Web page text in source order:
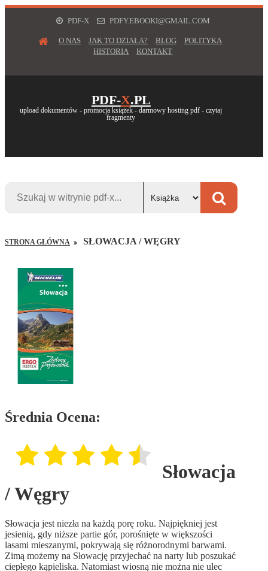
PDF-X PDFY.EBOOKI@GMAIL.COM
O NAS JAK TO DZIAŁA? BLOG
POLITYKA
HISTORIA
KONTAKT
PDF-X.PL
upload dokumentów - promocja książek - darmowy hosting pdf - czytaj
fragmenty
STRONA GŁÓWNA SŁOWACJA / WĘGRY
Średnia Ocena:
Słowacja
/ Węgry
Słowacja jest niezła na każdą porę roku. Najpiękniej jest
jesienią, gdy niższe partie gór, porośnięte w większości
lasami mieszanymi, pokrywają się różnorodnymi barwami.
Zimą możemy na Słowację przyjechać na narty lub poszukać
ciepłego kąpieliska. Natomiast wiosną nie można nie ulec